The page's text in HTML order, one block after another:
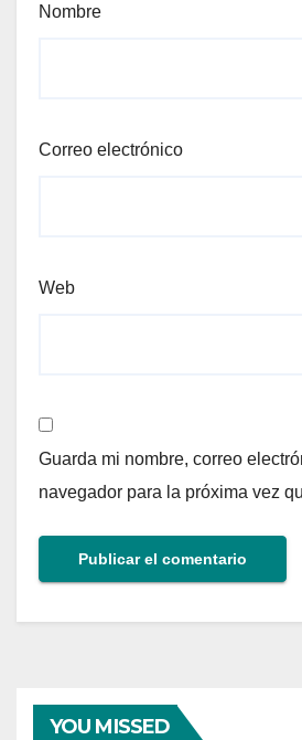
Nombre
Correo electrónico
Web
Guarda mi nombre, correo
navegador para la próxima vez
YOU MISSED